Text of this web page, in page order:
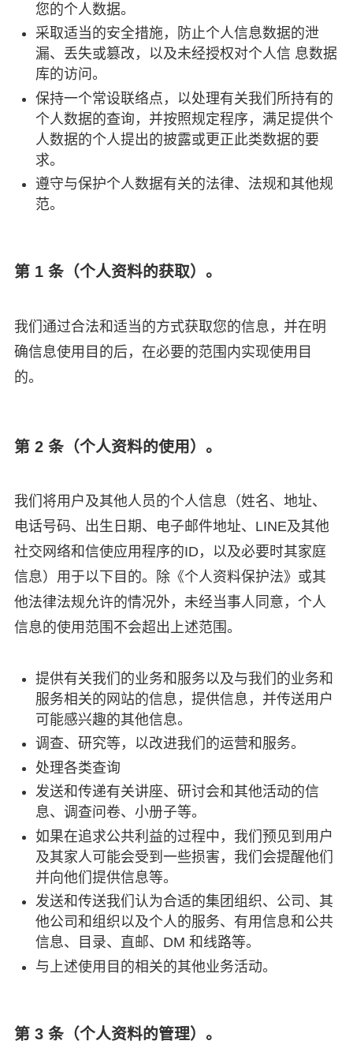
您的个人数据。
采取适当的安全措施，防止个人信息数据的泄
漏、丢失或篡改，以及未经授权对个人信 息数据
库的访问。
保持一个常设联络点，以处理有关我们所持有的
个人数据的查询，并按照规定程序，满足提供个
人数据的个人提出的披露或更正此类数据的要
求。
遵守与保护个人数据有关的法律、法规和其他规
范。
第 1 条（个人资料的获取）。
我们通过合法和适当的方式获取您的信息，并在明
确信息使用目的后，在必要的范围内实现使用目
的。
第 2 条（个人资料的使用）。
我们将用户及其他人员的个人信息（姓名、地址、
电话号码、出生日期、电子邮件地址、LINE及其他
社交网络和信使应用程序的ID，以及必要时其家庭
信息）用于以下目的。除《个人资料保护法》或其
他法律法规允许的情况外，未经当事人同意，个人
信息的使用范围不会超出上述范围。
提供有关我们的业务和服务以及与我们的业务和
服务相关的网站的信息，提供信息，并传送用户
可能感兴趣的其他信息。
调查、研究等，以改进我们的运营和服务。
处理各类查询
发送和传递有关讲座、研讨会和其他活动的信
息、调查问卷、小册子等。
如果在追求公共利益的过程中，我们预见到用户
及其家人可能会受到一些损害，我们会提醒他们
并向他们提供信息等。
发送和传送我们认为合适的集团组织、公司、其
他公司和组织以及个人的服务、有用信息和公共
信息、目录、直邮、DM 和线路等。
与上述使用目的相关的其他业务活动。
第 3 条（个人资料的管理）。